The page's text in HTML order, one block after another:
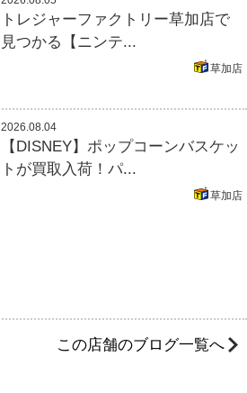
トレジャーファクトリー草加店で
見つかる【ニンテ...
草加店
2026.08.04
【DISNEY】ポップコーンバスケッ
トが買取入荷！パ...
草加店
この店舗のブログ一覧へ